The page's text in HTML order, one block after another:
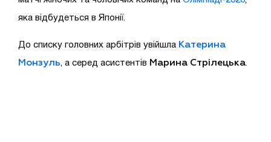
яка відбудеться в Японії.
До списку головних арбітрів увійшла Катерина
Монзуль , а серед асистентів Марина Стрілецька